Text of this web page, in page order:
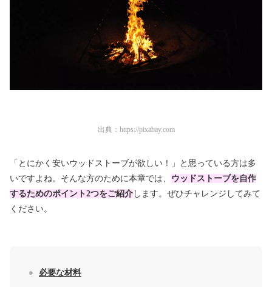
出典： https://pixabay.com
「とにかく安いウッドストーブが欲しい！」と思っている方は多
いですよね。そんな方のために本章では、 ウッドストーブを自作
するためのポイント2つをご紹介 します。ぜひチャレンジしてみて
ください。
必要な材料